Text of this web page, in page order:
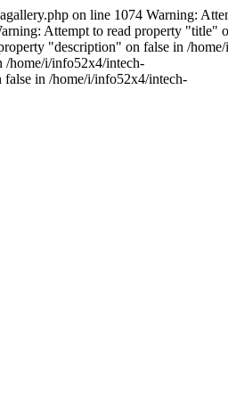
on line 1074 Warning:
Attempt to read property "title"
"description" on false in /
/home/i/info52x4/intech-
false in /home/i/info52x4/intech-